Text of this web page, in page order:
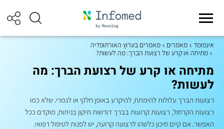
אינפומד מאמרים
מאמרים בערוץ האורתופדיה
מתיחה או קרע של רצועת הברך: מה לעשות?
מתיחה או קרע של רצועת הברך: מה
לעשות?
רצועות הברך עלולות להימתח, להיקרע באופן חלקי או לגמרי. שלא כמו
רצועות הקרסול, רצועות קרועות בברך דורשות תיקון בניתוח, מוקדם ככל
האפשר. אם קיים סיכון כלשהו לרצועה קרועה, יש לפנות לטיפול רפואי.